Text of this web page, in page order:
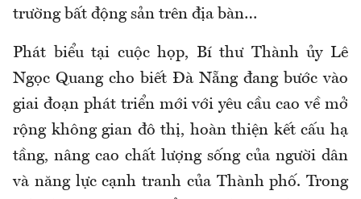
trường bất động sản trên địa bàn…
Phát biểu tại cuộc họp, Bí thư Thành ủy Lê
Ngọc Quang cho biết Đà Nẵng đang bước vào
giai đoạn phát triển mới với yêu cầu cao về mở
rộng không gian đô thị, hoàn thiện kết cấu hạ
tầng, nâng cao chất lượng sống của người dân
và năng lực cạnh tranh của Thành phố. Trong